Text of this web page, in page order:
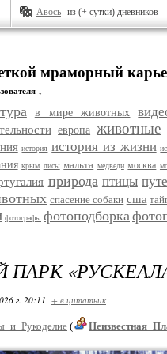
Авось из (+ сутки) дневников
мраморный
↓
в мире животных
европа животные
история история из жизни
крым лисы мальта медведи москва
природа птицы
спасение собаки сша
фотографы фотоподборка
ПАРК
г. 20:11 + в цитатник
(